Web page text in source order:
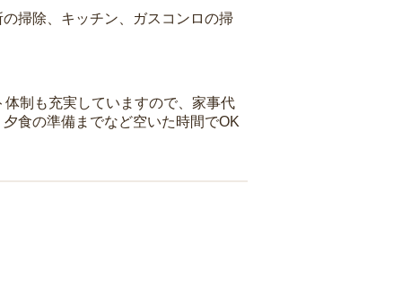
掃除、キッチン、ガスコンロの掃
制も充実していますので、家事代
食の準備までなど空いた時間でOK